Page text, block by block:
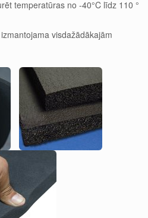
temperatūras no -40°C līdz 110 °
visdažādākajām